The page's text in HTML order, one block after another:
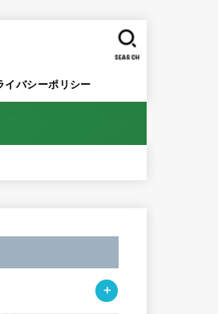
イバシーポリシー
SEARCH